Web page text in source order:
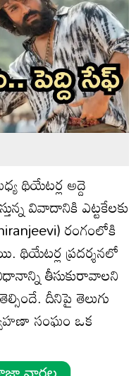
థియేటర్ల అద్దె
వివాదానికి ఎట్టకేలకు
రంగంలోకి
థియేటర్ల ప్రదర్శనలో
తీసుకురావాలని
దీనిపై తెలుగు
సంఘం ఒక